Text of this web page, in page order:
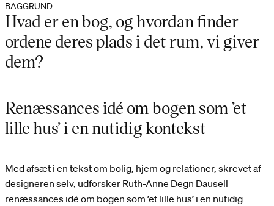
BAGGRUND
Hvad er en bog, og hvordan finder
ordene deres plads i det rum, vi giver
dem?
Renæssances idé om bogen som ’et
lille hus’ i en nutidig kontekst
Med afsæt i en tekst om bolig, hjem og relationer, skrevet af
designeren selv, udforsker Ruth-Anne Degn Dausell
renæssances idé om bogen som ’et lille hus’ i en nutidig